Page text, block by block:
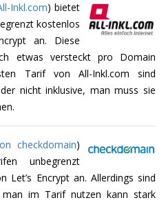
Inkl.com) bietet
kostenlos
an. Diese
etwas versteckt pro Domain
Tarif von All-Inkl.com sind
nicht inklusive, man muss sie
checkdomain)
unbegrenzt
Let’s Encrypt an. Allerdings sind
im Tarif nutzen kann stark